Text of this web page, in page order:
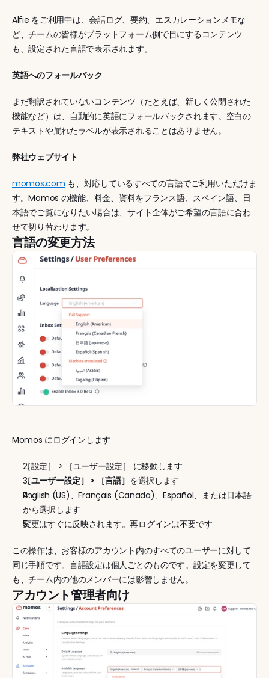
Alfie をご利用中は、会話ログ、要約、エスカレーションメモな
ど、チームの皆様がプラットフォーム側で目にするコンテンツ
も、設定された言語で表示されます。
英語へのフォールバック
まだ翻訳されていないコンテンツ（たとえば、新しく公開された
機能など）は、自動的に英語にフォールバックされます。空白の
テキストや崩れたラベルが表示されることはありません。
弊社ウェブサイト
momos.com も、対応しているすべての言語でご利用いただけま
す。Momos の機能、料金、資料をフランス語、スペイン語、日
本語でご覧になりたい場合は、サイト全体がご希望の言語に合わ
せて切り替わります。
言語の変更方法
Momos にログインします
［設定］ > ［ユーザー設定］ に移動します
［ユーザー設定］ > ［言語］ を選択します
English (US)、Français (Canada)、Español、または日本語
から選択します
変更はすぐに反映されます。再ログインは不要です
この操作は、お客様のアカウント内のすべてのユーザーに対して
同じ手順です。言語設定は個人ごとのものです。設定を変更して
も、チーム内の他のメンバーには影響しません。
アカウント管理者向け